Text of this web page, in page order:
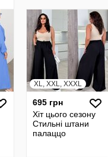
XL, XXL, XXXL
695 грн
Хіт цього сезону
Стильні штани
палаццо